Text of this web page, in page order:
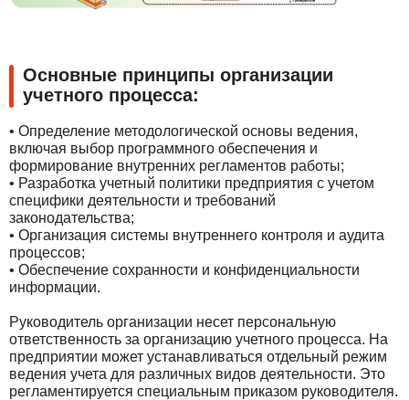
Основные принципы организации
учетного процесса:
• Определение методологической основы ведения,
включая выбор программного обеспечения и
формирование внутренних регламентов работы;
• Разработка учетный политики предприятия с учетом
специфики деятельности и требований
законодательства;
• Организация системы внутреннего контроля и аудита
процессов;
• Обеспечение сохранности и конфиденциальности
информации.
Руководитель организации несет персональную
ответственность за организацию учетного процесса. На
предприятии может устанавливаться отдельный режим
ведения учета для различных видов деятельности. Это
регламентируется специальным приказом руководителя.